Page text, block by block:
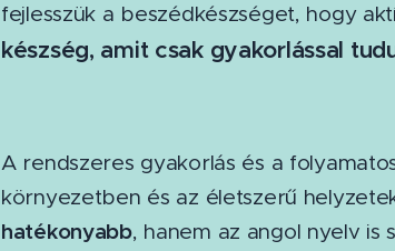
fejlesszük a beszédkészséget, hogy
készség, amit csak gyakorlással
A rendszeres gyakorlás és a
környezetben és az életszerű
hatékonyabb, hanem az angol nyelv is